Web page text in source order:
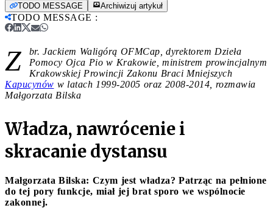
TODO MESSAGE Archiwizuj artykuł
TODO MESSAGE :
Z
br. Jackiem Waligórą OFMCap, dyrektorem Dzieła
Pomocy Ojca Pio w Krakowie, ministrem prowincjalnym
Krakowskiej Prowincji Zakonu Braci Mniejszych
Kapucynów w latach 1999-2005 oraz 2008-2014, rozmawia
Małgorzata Bilska
Władza, nawrócenie i
skracanie dystansu
Małgorzata Bilska: Czym jest władza? Patrząc na pełnione
do tej pory funkcje, miał jej brat sporo we wspólnocie
zakonnej.